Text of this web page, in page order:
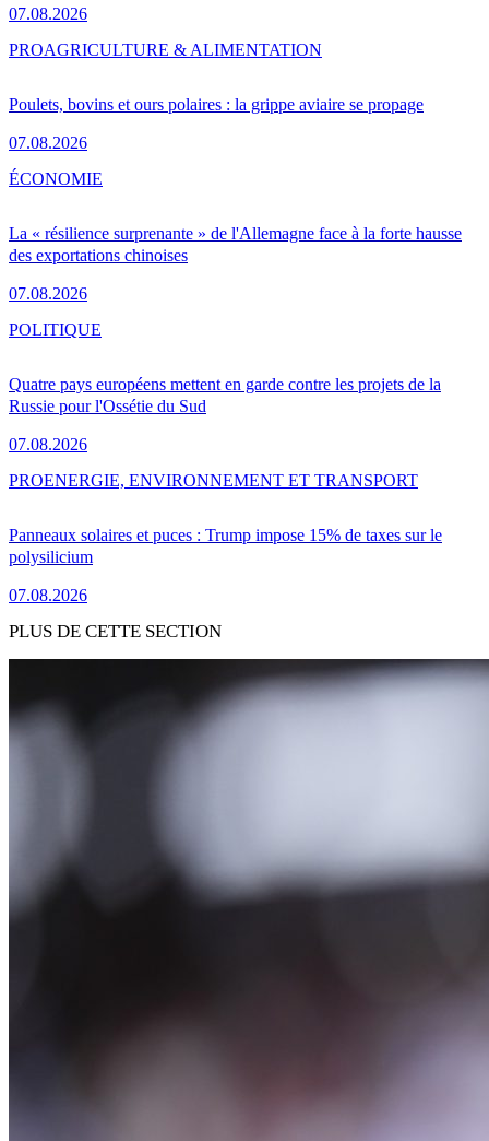
07.08.2026
Poulets, bovins et ours polaires : la grippe aviaire se propage
07.08.2026
PROAGRICULTURE & ALIMENTATION
La « résilience surprenante » de l'Allemagne face à la forte hausse
des exportations chinoises
07.08.2026
ÉCONOMIE
Quatre pays européens mettent en garde contre les projets de la
Russie pour l'Ossétie du Sud
07.08.2026
POLITIQUE
Panneaux solaires et puces : Trump impose 15% de taxes sur le
polysilicium
07.08.2026
PROENERGIE, ENVIRONNEMENT ET TRANSPORT
PLUS DE CETTE SECTION